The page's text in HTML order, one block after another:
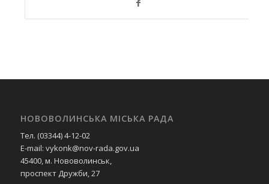
НОВОВОЛИНСЬКА МІСЬКА РАДА
Тел. (03344) 4-12-02
E-mail: vykonk@nov-rada.gov.ua
45400, м. Нововолинськ,
проспект Дружби, 27